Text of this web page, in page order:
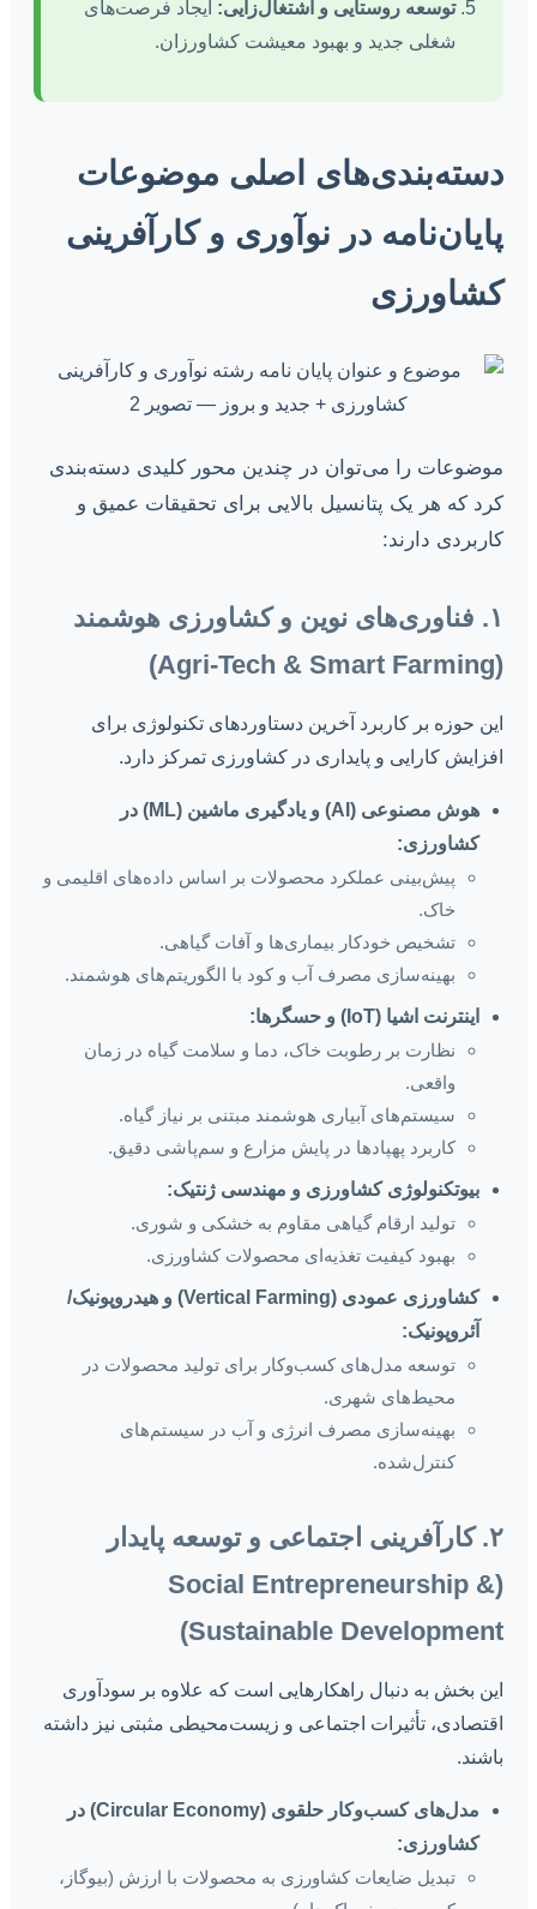
توسعه روستایی و اشتغال‌زایی: ایجاد فرصت‌های
شغلی جدید و بهبود معیشت کشاورزان.
دسته‌بندی‌های اصلی موضوعات
پایان‌نامه در نوآوری و کارآفرینی
کشاورزی
موضوعات را می‌توان در چندین محور کلیدی دسته‌بندی
کرد که هر یک پتانسیل بالایی برای تحقیقات عمیق و
کاربردی دارند:
۱. فناوری‌های نوین و کشاورزی هوشمند
(Agri-Tech & Smart Farming)
این حوزه بر کاربرد آخرین دستاوردهای تکنولوژی برای
افزایش کارایی و پایداری در کشاورزی تمرکز دارد.
هوش مصنوعی (AI) و یادگیری ماشین (ML) در
کشاورزی:
پیش‌بینی عملکرد محصولات بر اساس داده‌های اقلیمی و
خاک.
تشخیص خودکار بیماری‌ها و آفات گیاهی.
بهینه‌سازی مصرف آب و کود با الگوریتم‌های هوشمند.
اینترنت اشیا (IoT) و حسگرها:
نظارت بر رطوبت خاک، دما و سلامت گیاه در زمان
واقعی.
سیستم‌های آبیاری هوشمند مبتنی بر نیاز گیاه.
کاربرد پهپادها در پایش مزارع و سم‌پاشی دقیق.
بیوتکنولوژی کشاورزی و مهندسی ژنتیک:
تولید ارقام گیاهی مقاوم به خشکی و شوری.
بهبود کیفیت تغذیه‌ای محصولات کشاورزی.
کشاورزی عمودی (Vertical Farming) و هیدروپونیک/
آئروپونیک:
توسعه مدل‌های کسب‌وکار برای تولید محصولات در
محیط‌های شهری.
بهینه‌سازی مصرف انرژی و آب در سیستم‌های
کنترل‌شده.
۲. کارآفرینی اجتماعی و توسعه پایدار
(Social Entrepreneurship &
Sustainable Development)
این بخش به دنبال راهکارهایی است که علاوه بر سودآوری
اقتصادی، تأثیرات اجتماعی و زیست‌محیطی مثبتی نیز داشته
باشند.
مدل‌های کسب‌وکار حلقوی (Circular Economy) در
کشاورزی:
تبدیل ضایعات کشاورزی به محصولات با ارزش (بیوگاز،